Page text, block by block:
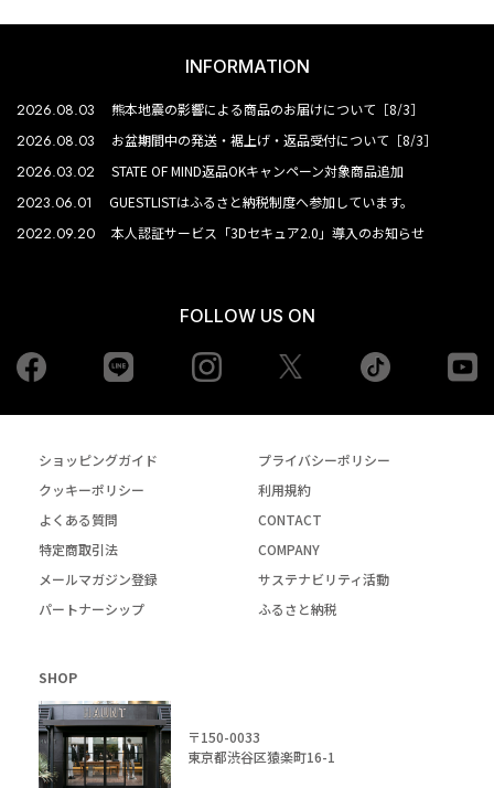
INFORMATION
2026.08.03 熊本地震の影響による商品のお届けについて［8/3］
2026.08.03 お盆期間中の発送・裾上げ・返品受付について［8/3］
2026.03.02 STATE OF MIND返品OKキャンペーン対象商品追加
2023.06.01 GUESTLISTはふるさと納税制度へ参加しています。
2022.09.20 本人認証サービス「3Dセキュア2.0」導入のお知らせ
FOLLOW US ON
Facebook Instagram tiktok
ショッピングガイド
プライバシーポリシー
クッキーポリシー
利用規約
よくある質問
CONTACT
特定商取引法
COMPANY
メールマガジン登録
サステナビリティ活動
パートナーシップ
ふるさと納税
SHOP
〒150-0033
東京都渋谷区猿楽町16-1